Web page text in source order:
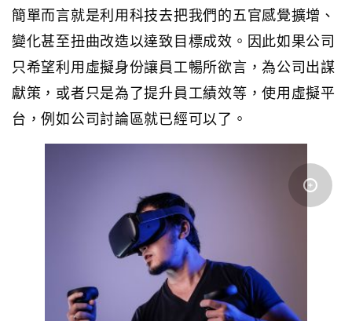
簡單而言就是利用科技去把我們的五官感覺擴增、
變化甚至扭曲改造以達致目標成效。因此如果公司
只希望利用虛擬身份讓員工暢所欲言，為公司出謀
獻策，或者只是為了提升員工績效等，使用虛擬平
台，例如公司討論區就已經可以了。